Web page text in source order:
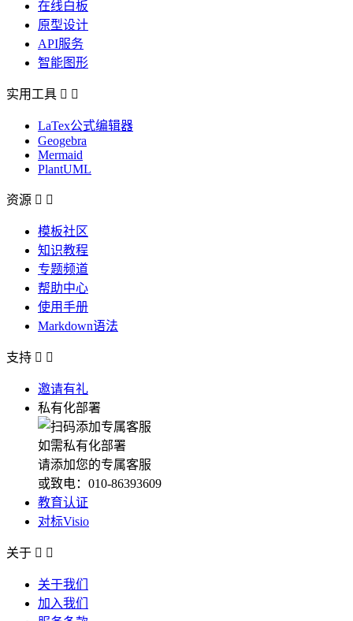
在线白板
原型设计
API服务
智能图形
实用工具  
LaTex公式编辑器
Geogebra
Mermaid
PlantUML
资源  
模板社区
知识教程
专题频道
帮助中心
使用手册
Markdown语法
支持  
邀请有礼
私有化部署
如需私有化部署
请添加您的专属客服
或致电：010-86393609
教育认证
对标Visio
关于  
关于我们
加入我们